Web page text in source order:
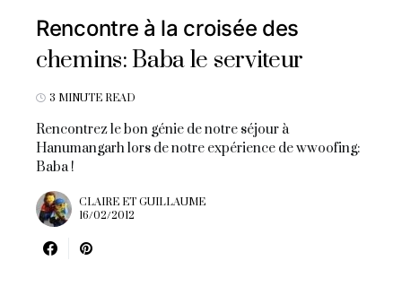
Rencontre à la croisée des
chemins: Baba le serviteur
3 MINUTE READ
Rencontrez le bon génie de notre séjour à
Hanumangarh lors de notre expérience de wwoofing:
Baba !
CLAIRE ET GUILLAUME
16/02/2012